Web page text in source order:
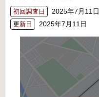
初回調査日 2025年7月11日
更新日 2025年7月11日